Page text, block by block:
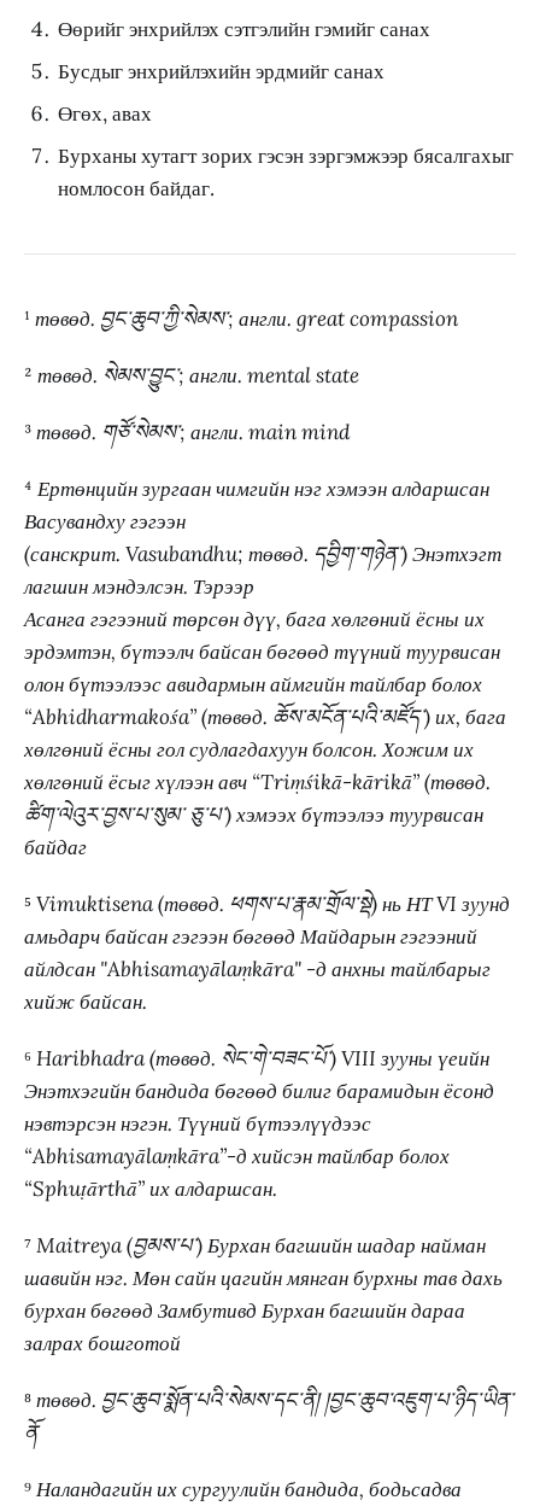
Өөрийг энхрийлэх сэтгэлийн гэмийг санах
Бусдыг энхрийлэхийн эрдмийг санах
Өгөх, авах
Бурханы хутагт зорих гэсэн зэргэмжээр бясалгахыг
номлосон байдаг.
¹ төвөд. བྱང་ཆུབ་ཀྱི་སེམས་; англи. great compassion
² төвөд. སེམས་བྱུང་; англи. mental state
³төвөд. གཙོ་སེམས་; англи. main mind
⁴ Ертөнцийн зургаан чимгийн нэг хэмээн алдаршсан
Васувандху гэгээн
(санскрит. Vasubandhu; төвөд. དབྱིག་གཉེན་) Энэтхэгт
лагшин мэндэлсэн. Тэрээр
Асанга гэгээний төрсөн дүү, бага хөлгөний ёсны их
эрдэмтэн, бүтээлч байсан бөгөөд түүний туурвисан
олон бүтээлээс авидармын аймгийн тайлбар болох
“Abhidharmakośa” (төвөд. ཆོས་མངོན་པའི་མཛོད་) их, бага
хөлгөний ёсны гол судлагдахуун болсон. Хожим их
хөлгөний ёсыг хүлээн авч “Triṃśikā-kārikā” (төвөд.
ཚིག་ལེའུར་བྱས་པ་སུམ་ ཅུ་པ་) хэмээх бүтээлээ туурвисан
байдаг
⁵ Vimuktisena (төвөд. ཕགས་པ་རྣམ་གྲོལ་སྡེ) нь НТ VI зуунд
амьдарч байсан гэгээн бөгөөд Майдарын гэгээний
айлдсан "Abhisamayālaṃkāra" -д анхны тайлбарыг
хийж байсан.
⁶ Haribhadra (төвөд. སེང་གེ་བཟང་པོ་) VIII зууны үеийн
Энэтхэгийн бандида бөгөөд билиг барамидын ёсонд
нэвтэрсэн нэгэн. Түүний бүтээлүүдээс
“Abhisamayālaṃkāra”-д хийсэн тайлбар болох
“Sphuṭārthā” их алдаршсан.
⁷Maitreya (བྱམས་པ་) Бурхан багшийн шадар найман
шавийн нэг. Мөн сайн цагийн мянган бурхны тав дахь
бурхан бөгөөд Замбутивд Бурхан багшийн дараа
залрах бошготой
⁸төвөд. བྱང་ཆུབ་སྨོན་པའི་སེམས་དང་ནི། །བྱང་ཆུབ་འཇུག་པ་ཉིད་ཡིན་
ནོ
⁹Наландагийн их сургуулийн бандида, бодьсадва